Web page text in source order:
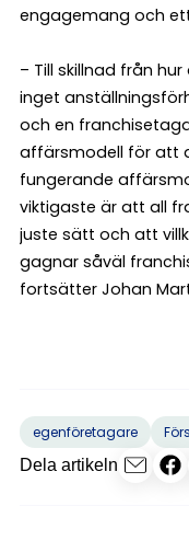
engagemang och
– Till skillnad från
inget
och en
affärsmodell för att
fungerande
viktigaste är att all
juste sätt och att
gagnar såväl
fortsätter Johan
egenföretagare
Dela artikeln